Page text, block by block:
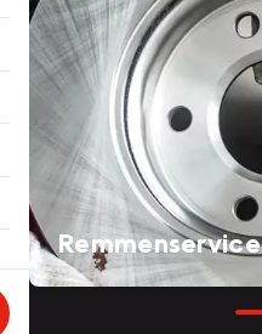
Remmenservice